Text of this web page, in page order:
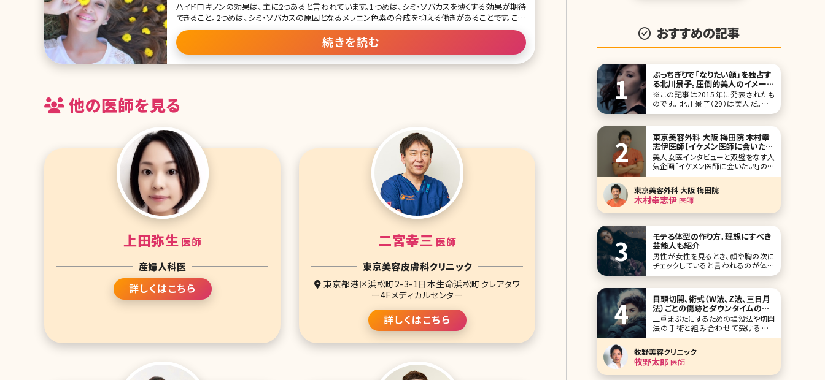
ハイドロキノンの効果は、主に2つあると言われています。1つめは、シミ・ソバカスを薄くする効果が期待
できること。2つめは、シミ・ソバカスの原因となるメラニン色素の合成を抑える働きがあることです。これ
ら2つの効果について詳しく説明するために、まずはシミ・ソバカスができるメカニズムから解説していき
ましょう。 ●肌とメラニン色素の関係性 まず続きを読む
他の医師を見る
上田弥生 医師
産婦人科医
詳しくはこちら
二宮幸三 医師
東京美容皮膚科クリニック
東京都港区浜松町2-3-1日本生命浜松町クレアタワ
ー4Fメディカルセンター
詳しくはこちら
おすすめの記事
ぶっちぎりで「なりたい顔」を独占す
る北川景子。圧倒的美人のイメージ
は「知性」と「キャラがないこと」に
あった／北条かや
※この記事は2015年に発表されたも
のです。 北川景子（29）は美人だ。どこ
から見ても完璧で、残念なパーツがな
る。オリコンスタイルの（「女性が選
ぶ“なりたい顔”ランキング」）では、
2010年に1位、11～
東京美容外科 大阪 梅田院 木村幸
志伊医師【イケメン医師に会いた
い! 第三回】
美人女医インタビューと双璧をなす人
気企画「イケメン医師に会いたい!」の第
三回は東京美容外科の東京銀座院の
木村幸志伊(きむら こうし)院長です（現
在、大阪梅田院にて勤務）。 筋トレが趣
味なだけあり、外見は精悍という言葉
がよく似合います。 形成外科を基礎と
東京美容外科 大阪 梅田院
木村幸志伊医師
モテる体型の作り方。理想にすべき
芸能人も紹介
男性が女性を見るとき、顔や胸の次に
チェックしていると言われるのが体型
です。皆さんは男性から見た「モテる女
ますか?ここでは女性と男性で温度差
がある本当のモテ体型とモテ体型に近
づく方法について詳し
目頭切開、術式（W法、Z法、三日月
法）ごとの傷跡とダウンタイムの違
い
二重まぶたにするための埋没法や切開
法の手術と組み合わせて受けること
で、タレントのような華やかなはっきり
きくみえる目頭切開の手術。効果がは
っきりとわかる手術であるものの、ダウ
ンタイムが長引いたり、傷跡が残ってし
牧野美容クリニック
牧野太郎 医師